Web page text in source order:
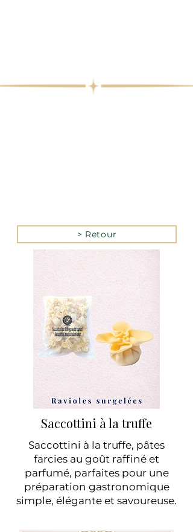
> Retour
Saccottini à la truffe
Saccottini à la truffe, pâtes
farcies au goût raffiné et
parfumé, parfaites pour une
préparation gastronomique
simple, élégante et savoureuse.